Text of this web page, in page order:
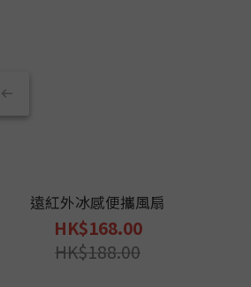
遠紅外冰感便攜風扇
HK$168.00
HK$188.00